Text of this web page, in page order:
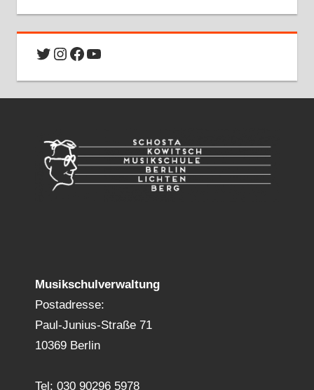
Twitter
Instagram
Facebook
YouTube
Musikschulverwaltung
Postadresse:
Paul-Junius-Straße 71
10369 Berlin
Tel: 030 90296 5978